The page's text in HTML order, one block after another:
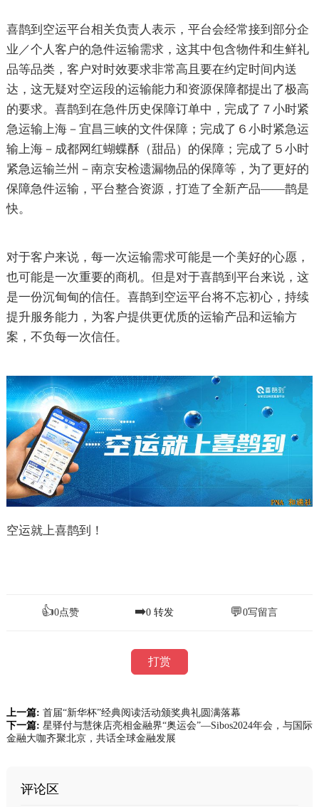
喜鹊到空运平台相关负责人表示，平台会经常接到部分企
业／个人客户的急件运输需求，这其中包含物件和生鲜礼
品等品类，客户对时效要求非常高且要在约定时间内送
达，这无疑对空运段的运输能力和资源保障都提出了极高
的要求。喜鹊到在急件历史保障订单中，完成了７小时紧
急运输上海－宜昌三峡的文件保障；完成了６小时紧急运
输上海－成都网红蝴蝶酥（甜品）的保障；完成了５小时
紧急运输兰州－南京安检遗漏物品的保障等，为了更好的
保障急件运输，平台整合资源，打造了全新产品——鹊是
快。
对于客户来说，每一次运输需求可能是一个美好的心愿，
也可能是一次重要的商机。但是对于喜鹊到平台来说，这
是一份沉甸甸的信任。喜鹊到空运平台将不忘初心，持续
提升服务能力，为客户提供更优质的运输产品和运输方
案，不负每一次信任。
空运就上喜鹊到！
👍0点赞 ➡️0 转发 💬0写留言
打赏
上一篇: 首届“新华杯”经典阅读活动颁奖典礼圆满落幕
下一篇: 星驿付与慧徕店亮相金融界“奥运会”—Sibos2024年会，与国际
金融大咖齐聚北京，共话全球金融发展
评论区